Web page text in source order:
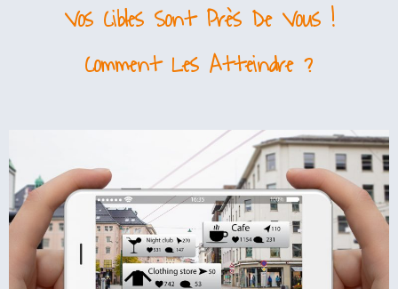
Vos Cibles Sont Près De Vous !
Comment Les Atteindre ?